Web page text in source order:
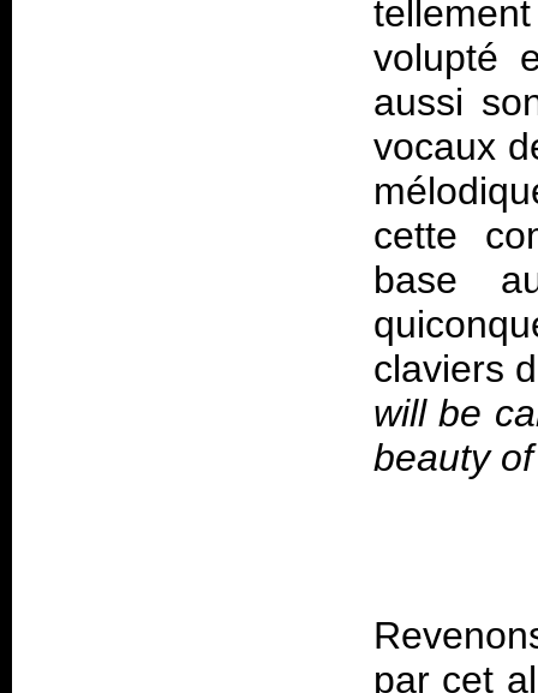
volupté
aussi
vocaux
cette
base
claviers
will be
beauty
par cet